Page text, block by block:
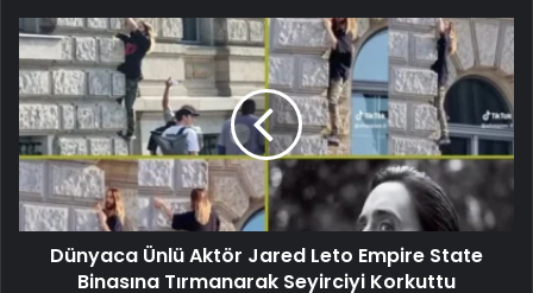
Dünyaca Ünlü Aktör Jared Leto Empire State
Binasına Tırmanarak Seyirciyi Korkuttu